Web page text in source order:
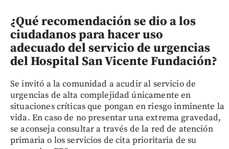
¿Qué recomendación se dio a los
ciudadanos para hacer uso
adecuado del servicio de urgencias
del Hospital San Vicente Fundación?
Se invitó a la comunidad a acudir al servicio de
urgencias de alta complejidad únicamente en
situaciones críticas que pongan en riesgo inminente la
vida. En caso de no presentar una extrema gravedad,
se aconseja consultar a través de la red de atención
primaria o los servicios de cita prioritaria de su